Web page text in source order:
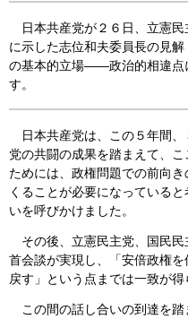
会見・発言集
論文・著書
日本共産党が２６日、立憲民
に示した志位和夫委員長の見
の基本的立場――政治的相違点
す。
日本共産党は、この５年間、
党の共闘の成果を踏まえて、
ためには、政権問題での前向
くることが必要になっている
いを呼びかけました。
その後、立憲民主党、国民民
首会談が実現し、「安倍政権
戻す」という点までは一致が得
この間の話し合いの到達を踏